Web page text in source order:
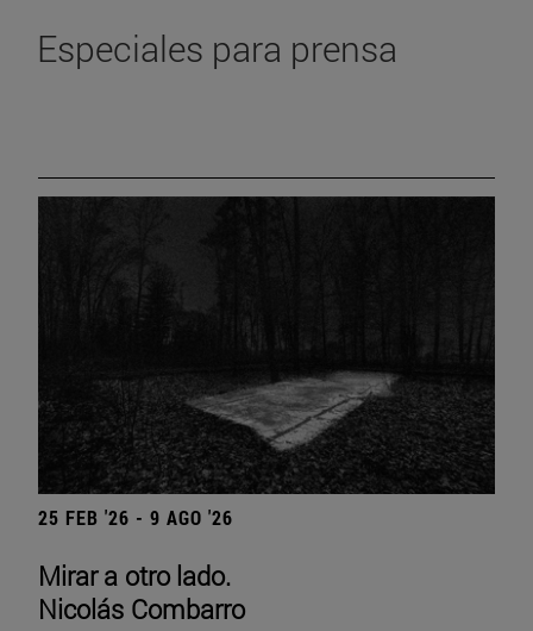
Especiales para prensa
25 FEB '26 - 9 AGO '26
Mirar a otro lado.
Nicolás Combarro